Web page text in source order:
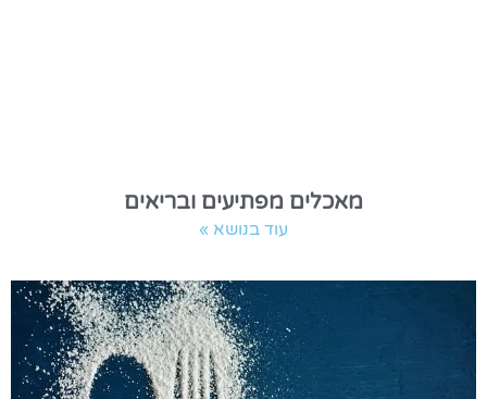
מאכלים מפתיעים ובריאים
עוד בנושא »